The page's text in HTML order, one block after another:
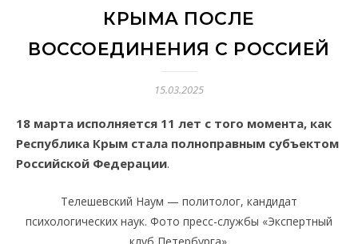
КРЫМА ПОСЛЕ
ВОССОЕДИНЕНИЯ С РОССИЕЙ
15.03.2025
18 марта исполняется 11 лет с того момента, как
Республика Крым стала полноправным субъектом
Российской Федерации.
Телешевский Наум — политолог, кандидат
психологических наук. Фото пресс-службы «Экспертный